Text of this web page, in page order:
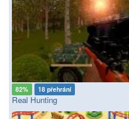
82% 18 přehrání
Real Hunting